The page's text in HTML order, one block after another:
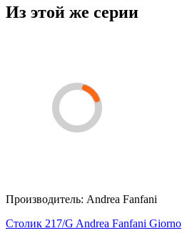
Из этой же серии
Производитель: Andrea Fanfani
Столик 217/G Andrea Fanfani Giorno